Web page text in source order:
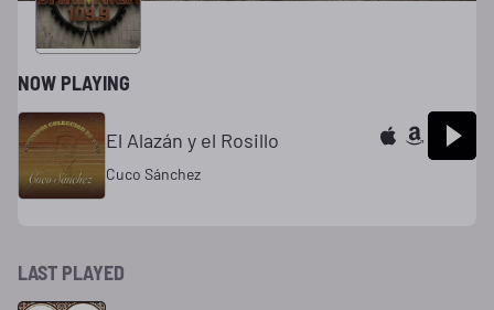
NOW PLAYING
El Alazán y el Rosillo
Cuco Sánchez
LAST PLAYED